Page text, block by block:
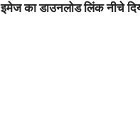
इमेज का डाउनलोड लिंक नीचे